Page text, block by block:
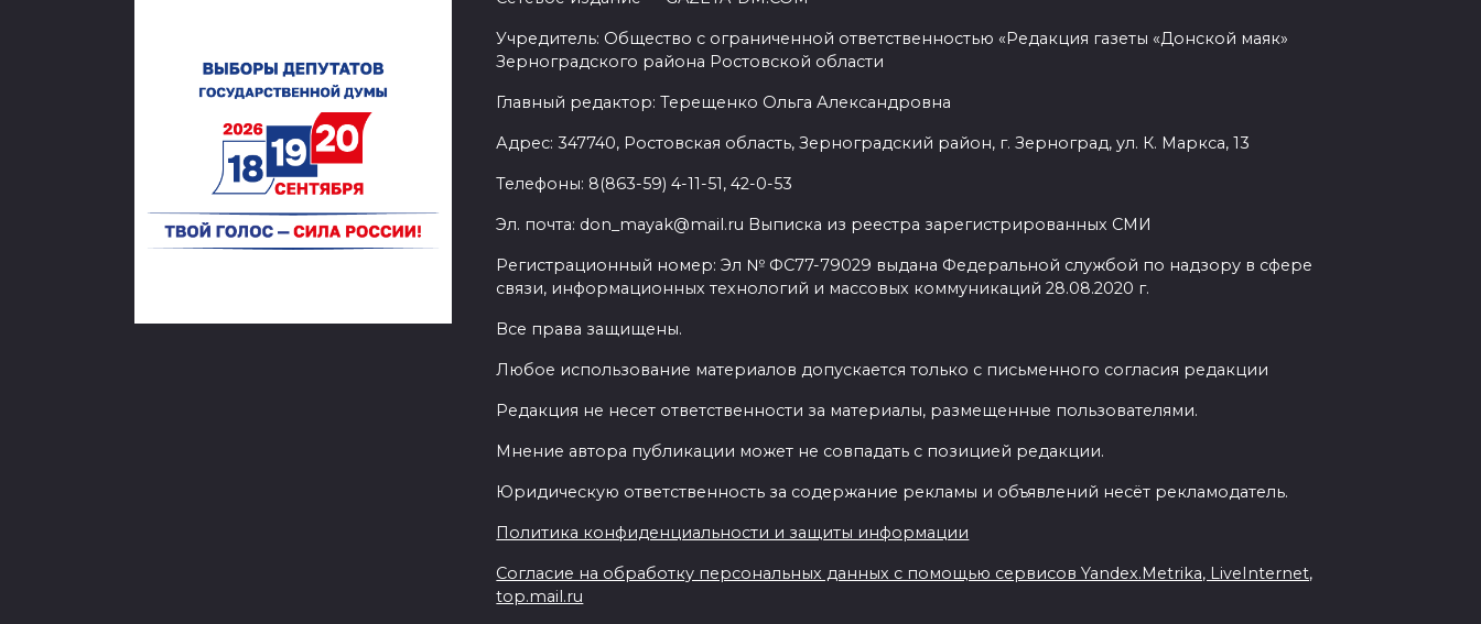
Учредитель: Общество с ограниченной ответственностью «Редакция газеты «Донской маяк»
Зерноградского района Ростовской области
Главный редактор: Терещенко Ольга Александровна
Адрес: 347740, Ростовская область, Зерноградский район, г. Зерноград, ул. К. Маркса, 13
Телефоны: 8(863-59) 4-11-51, 42-0-53
Эл. почта: don_mayak@mail.ru Выписка из реестра зарегистрированных СМИ
Регистрационный номер: Эл № ФС77-79029 выдана Федеральной службой по надзору в сфере
связи, информационных технологий и массовых коммуникаций 28.08.2020 г.
Все права защищены.
Любое использование материалов допускается только с письменного согласия редакции
Редакция не несет ответственности за материалы, размещенные пользователями.
Мнение автора публикации может не совпадать с позицией редакции.
Юридическую ответственность за содержание рекламы и объявлений несёт рекламодатель.
Политика конфиденциальности и защиты информации
Согласие на обработку персональных данных с помощью сервисов Yandex.Metrika, LiveInternet,
top.mail.ru